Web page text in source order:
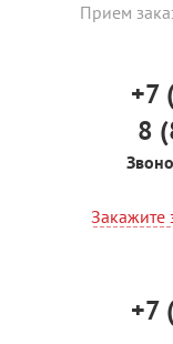
Прием
+7
8
Закажите
+7